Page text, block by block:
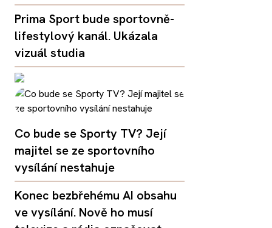
Prima Sport bude sportovně-
lifestylový kanál. Ukázala
vizuál studia
Co bude se Sporty TV? Její
majitel se ze sportovního
vysílání nestahuje
Konec bezbřehému AI obsahu
ve vysílání. Nově ho musí